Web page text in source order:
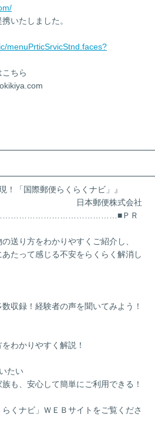
いたしました。
menuPrticSrvicStnd.faces?
ちら
「国際郵便らくらくナビ」』
株式会社
ＰＲ
送り方をわかりやすくご紹介し、
たって感じる不安をらくらく解消し
収録！経験者の声を聞いてみよう！
わかりやすく解説！
たい
も、安心して簡単にご利用できる！
くナビ」ＷＥＢサイトをご覧くださ